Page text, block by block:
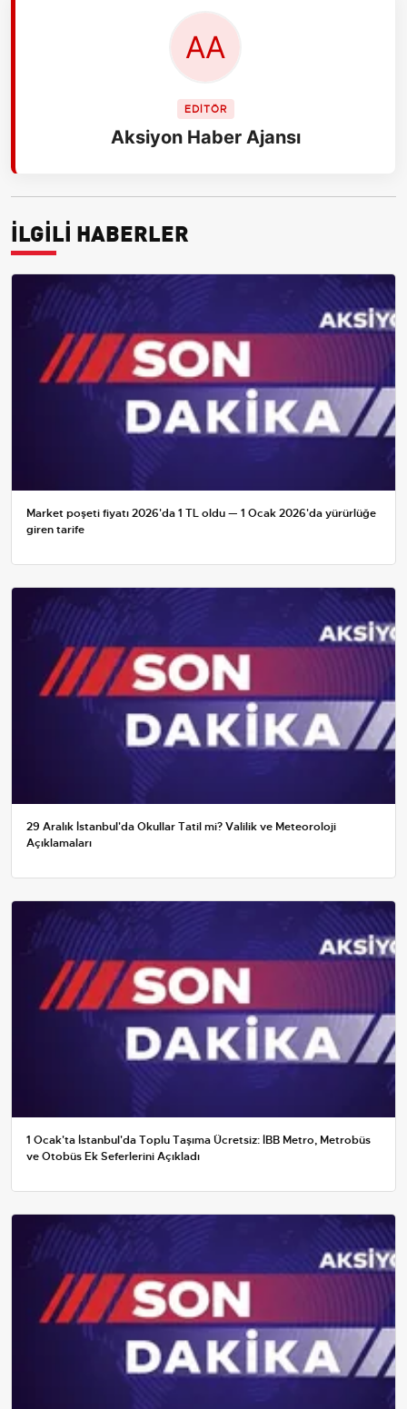
EDİTÖR
Aksiyon Haber Ajansı
İLGİLİ HABERLER
Market poşeti fiyatı 2026'da 1 TL oldu — 1 Ocak 2026'da yürürlüğe
giren tarife
29 Aralık İstanbul'da Okullar Tatil mi? Valilik ve Meteoroloji
Açıklamaları
1 Ocak'ta İstanbul'da Toplu Taşıma Ücretsiz: İBB Metro, Metrobüs
ve Otobüs Ek Seferlerini Açıkladı